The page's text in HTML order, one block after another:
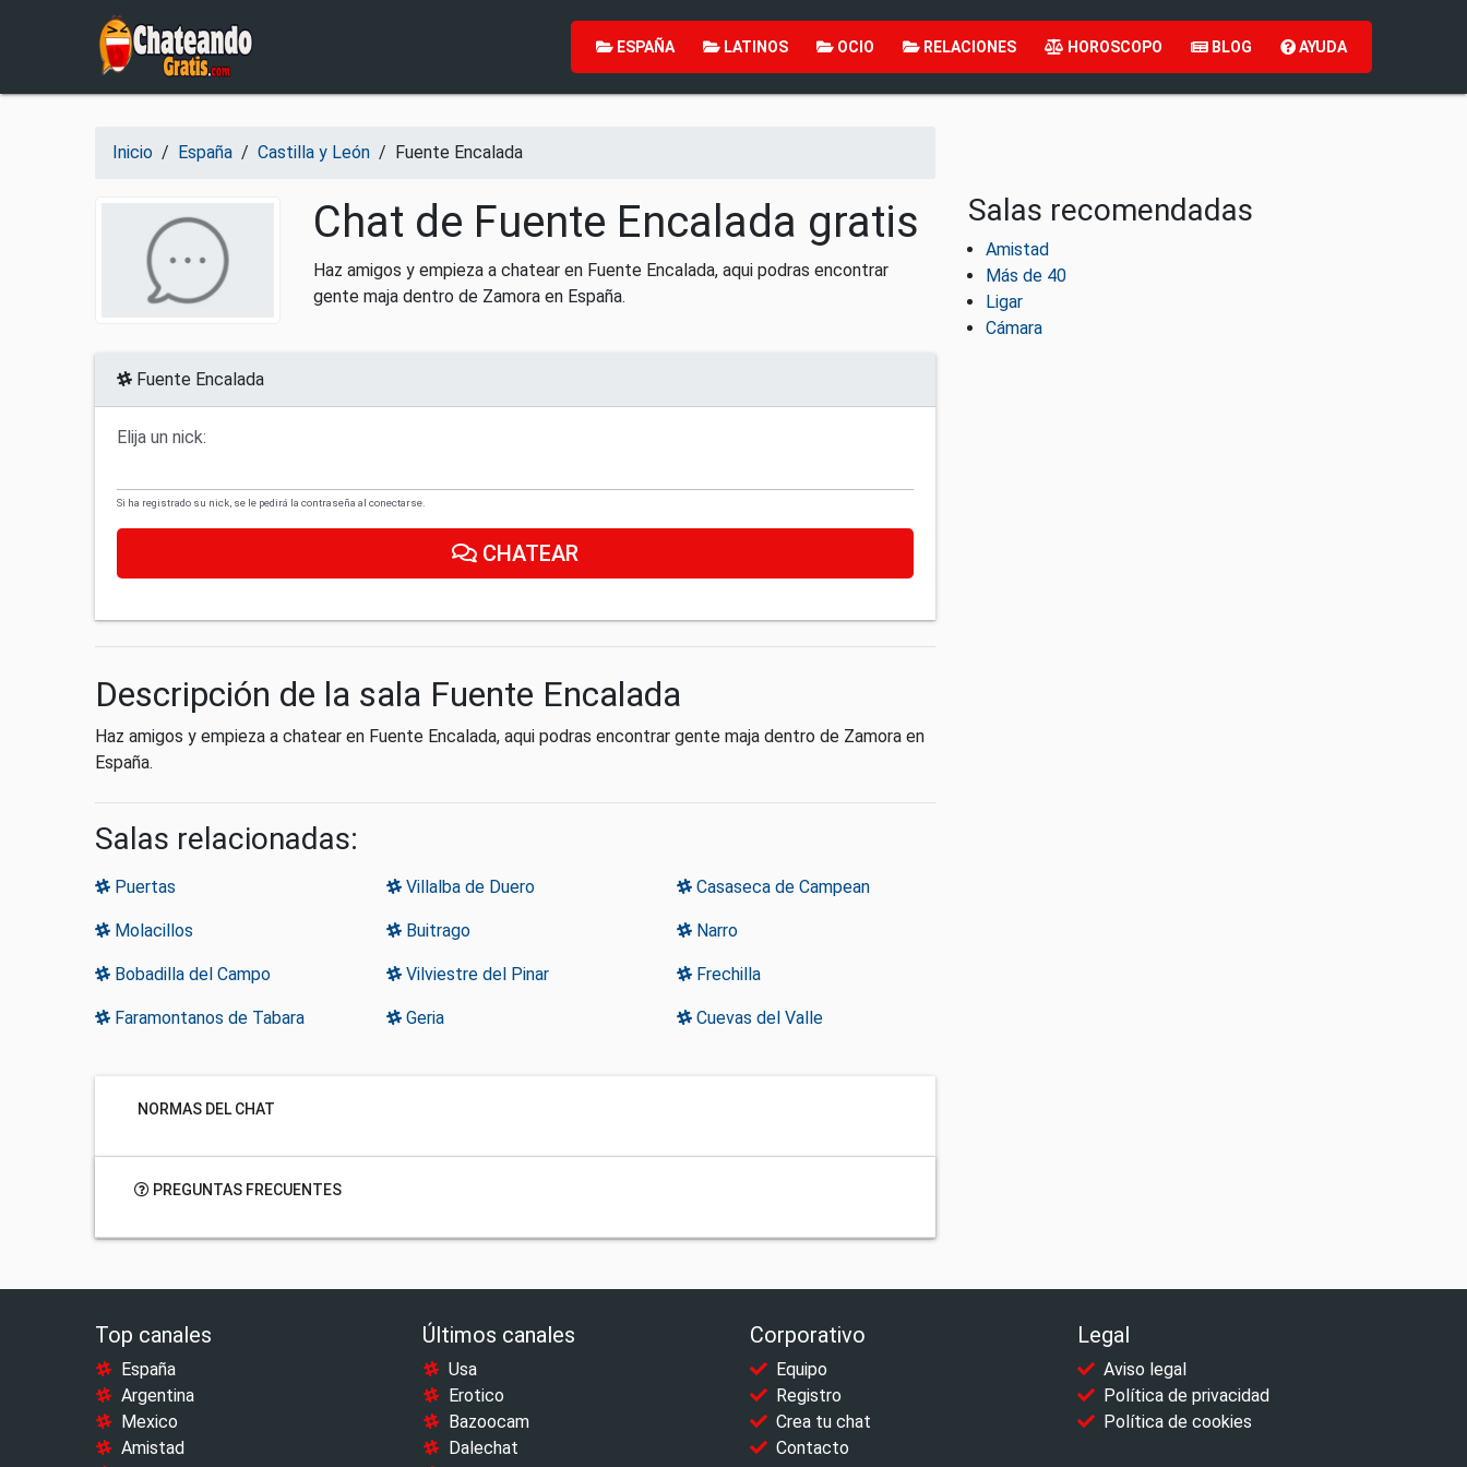
Salir del contenido
ESPAÑA LATINOS OCIO RELACIONES HOROSCOPO BLOG AYUDA
Inicio / España / Castilla y León / Fuente Encalada
Chat de Fuente Encalada gratis
Haz amigos y empieza a chatear en Fuente Encalada, aqui podras encontrar
gente maja dentro de Zamora en España.
Fuente Encalada
Elija un nick:
Si ha registrado su nick, se le pedirá la contraseña al conectarse.
CHATEAR
Descripción de la sala Fuente Encalada
Haz amigos y empieza a chatear en Fuente Encalada, aqui podras encontrar gente maja dentro de Zamora en
España.
Salas relacionadas:
Puertas Villalba de Duero Casaseca de Campean
Molacillos Buitrago Narro
Bobadilla del Campo Vilviestre del Pinar Frechilla
Faramontanos de Tabara Geria Cuevas del Valle
NORMAS DEL CHAT
PREGUNTAS FRECUENTES
Salas recomendadas
Amistad
Más de 40
Ligar
Cámara
Top canales
España
Argentina
Mexico
Amistad
Últimos canales
Usa
Erotico
Bazoocam
Dalechat
Corporativo
Equipo
Registro
Crea tu chat
Contacto
Legal
Aviso legal
Política de privacidad
Política de cookies